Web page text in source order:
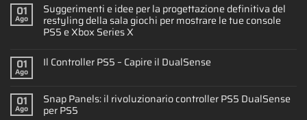
01
Ago
Suggerimenti e idee per la progettazione definitiva del
restyling della sala giochi per mostrare le tue console
PS5 e Xbox Series X
01
Ago
Il Controller PS5 – Capire il DualSense
01
Ago
Snap Panels: il rivoluzionario controller PS5 DualSense
per PS5